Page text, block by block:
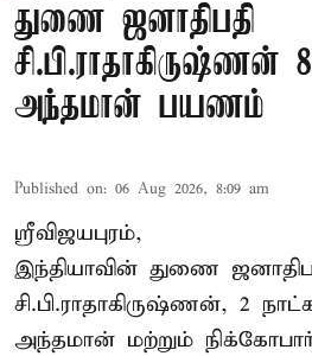
துணை ஜனாதிபதி
சி.பி.ராதாகிருஷ்ணன்
அந்தமான் பயணம்
Published on: 06 Aug 2026, 8:09 am
ஸ்ரீவிஜயபுரம்,
இந்தியாவின் துணை
சி.பி.ராதாகிருஷ்ணன், 2
அந்தமான் மற்றும் நிக்கோபார்